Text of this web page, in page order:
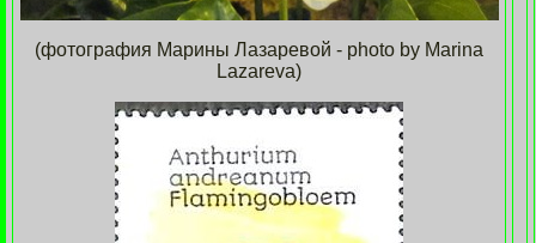
(фотография Марины Лазаревой - photo by Marina
Lazareva)